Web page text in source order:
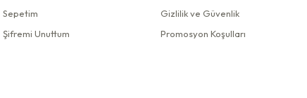
Sepetim
Şifremi Unuttum
Gizlilik ve Güvenlik
Promosyon Koşulları